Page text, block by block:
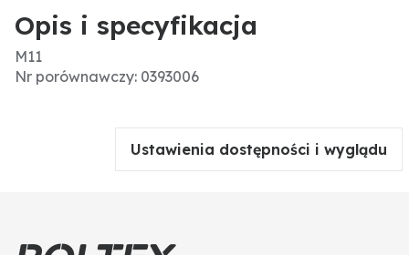
Opis i specyfikacja
M11
Nr porównawczy: 0393006
Ustawienia dostępności i wyglądu